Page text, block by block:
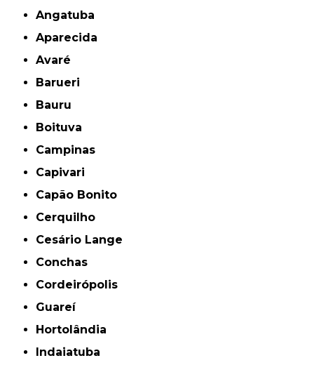
Angatuba
Aparecida
Avaré
Barueri
Bauru
Boituva
Campinas
Capivari
Capão Bonito
Cerquilho
Cesário Lange
Conchas
Cordeirópolis
Guareí
Hortolândia
Indaiatuba